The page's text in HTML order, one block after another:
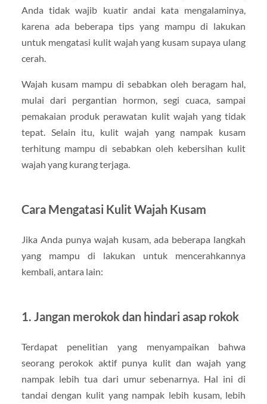
Anda tidak wajib kuatir andai kata mengalaminya,
karena ada beberapa tips yang mampu di lakukan
untuk mengatasi kulit wajah yang kusam supaya ulang
cerah.
Wajah kusam mampu di sebabkan oleh beragam hal,
mulai dari pergantian hormon, segi cuaca, sampai
pemakaian produk perawatan kulit wajah yang tidak
tepat. Selain itu, kulit wajah yang nampak kusam
terhitung mampu di sebabkan oleh kebersihan kulit
wajah yang kurang terjaga.
Cara Mengatasi Kulit Wajah Kusam
Jika Anda punya wajah kusam, ada beberapa langkah
yang mampu di lakukan untuk mencerahkannya
kembali, antara lain:
1. Jangan merokok dan hindari asap rokok
Terdapat penelitian yang menyampaikan bahwa
seorang perokok aktif punya kulit dan wajah yang
nampak lebih tua dari umur sebenarnya. Hal ini di
tandai dengan kulit yang nampak lebih kusam, lebih